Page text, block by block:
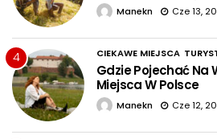
Manekn Cze 13,
4 CIEKAWE MIEJSCA
Gdzie Pojechać Na
Miejsca W Polsce
Manekn Cze 12,